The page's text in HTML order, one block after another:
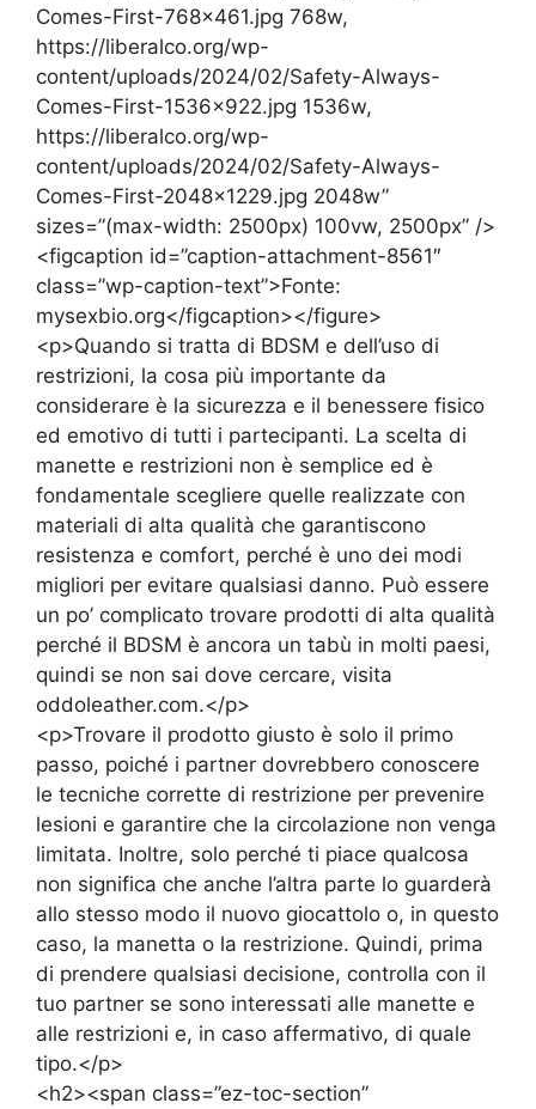
Comes-First-768×461.jpg 768w,
https://liberalco.org/wp-
content/uploads/2024/02/Safety-Always-
Comes-First-1536×922.jpg 1536w,
https://liberalco.org/wp-
content/uploads/2024/02/Safety-Always-
Comes-First-2048×1229.jpg 2048w”
sizes=”(max-width: 2500px) 100vw, 2500px” />
<figcaption id=”caption-attachment-8561″
class=”wp-caption-text”>Fonte:
mysexbio.org</figcaption></figure>
<p>Quando si tratta di BDSM e dell’uso di
restrizioni, la cosa più importante da
considerare è la sicurezza e il benessere fisico
ed emotivo di tutti i partecipanti. La scelta di
manette e restrizioni non è semplice ed è
fondamentale scegliere quelle realizzate con
materiali di alta qualità che garantiscono
resistenza e comfort, perché è uno dei modi
migliori per evitare qualsiasi danno. Può essere
un po’ complicato trovare prodotti di alta qualità
perché il BDSM è ancora un tabù in molti paesi,
quindi se non sai dove cercare, visita
oddoleather.com.</p>
<p>Trovare il prodotto giusto è solo il primo
passo, poiché i partner dovrebbero conoscere
le tecniche corrette di restrizione per prevenire
lesioni e garantire che la circolazione non venga
limitata. Inoltre, solo perché ti piace qualcosa
non significa che anche l’altra parte lo guarderà
allo stesso modo il nuovo giocattolo o, in questo
caso, la manetta o la restrizione. Quindi, prima
di prendere qualsiasi decisione, controlla con il
tuo partner se sono interessati alle manette e
alle restrizioni e, in caso affermativo, di quale
tipo.</p>
<h2><span class=”ez-toc-section”